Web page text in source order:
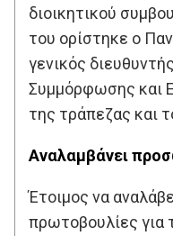
διοικητικού
του ορίστηκε ο
γενικός
Συμμόρφωσης και
της τράπεζας και
Αναλαμβάνει
Έτοιμος να
πρωτοβουλίες για